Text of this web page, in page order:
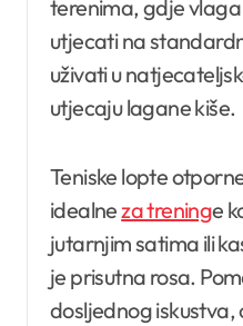
terenima, gdje
utjecati na
uživati u
utjecaju lagane kiše.
Teniske lopte
idealneza treninge
jutarnjim satima ili
je prisutna rosa.
dosljednog